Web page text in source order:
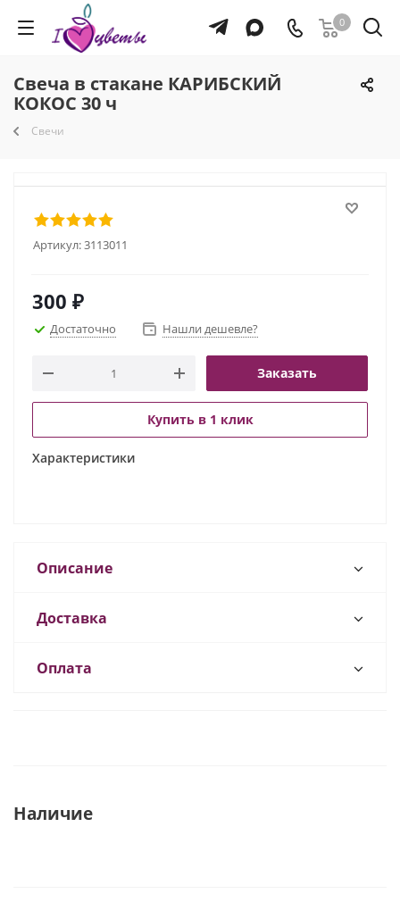
0
Свеча в стакане КАРИБСКИЙ
КОКОС 30 ч
Свечи
Артикул:3113011
300 ₽
Достаточно Нашли дешевле?
Заказать
Купить в 1 клик
Характеристики
Описание
Доставка
Оплата
Наличие